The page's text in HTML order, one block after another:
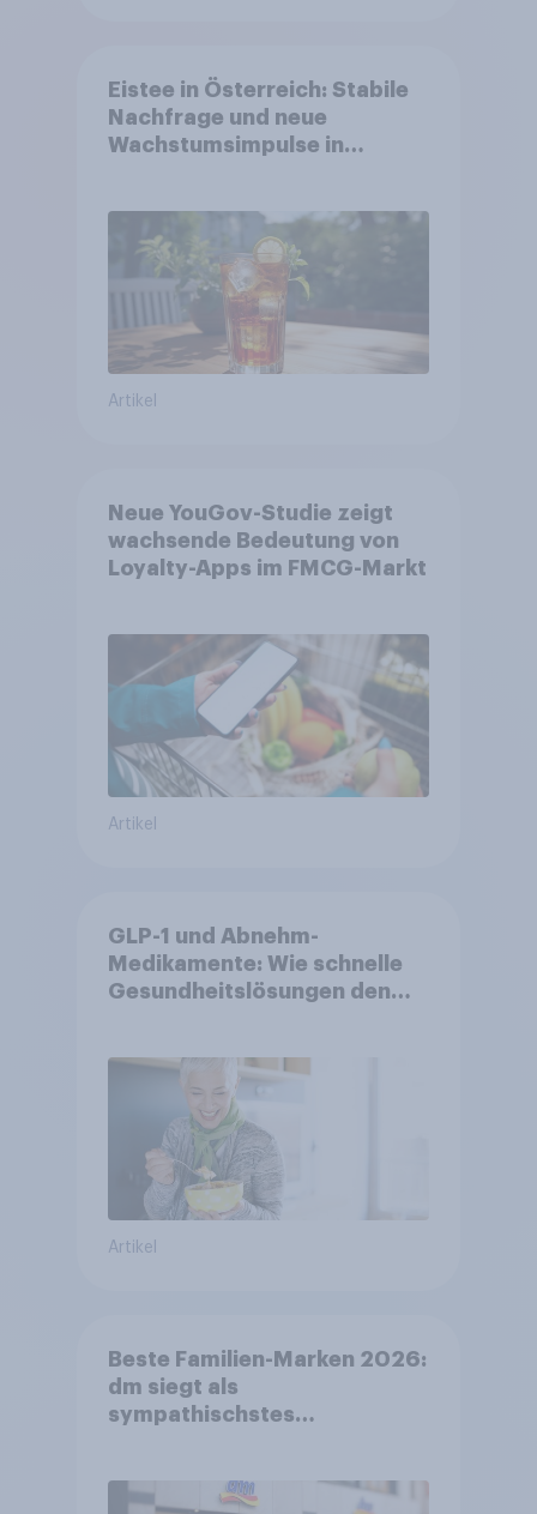
Eistee in Österreich: Stabile
Nachfrage und neue
Wachstumsimpulse in
Artikel
Neue YouGov-Studie zeigt
wachsende Bedeutung von
Loyalty-Apps im FMCG-Markt
Artikel
GLP-1 und Abnehm-
Medikamente: Wie schnelle
Gesundheitslösungen den
Artikel
Beste Familien-Marken 2026:
dm siegt als
sympathischstes